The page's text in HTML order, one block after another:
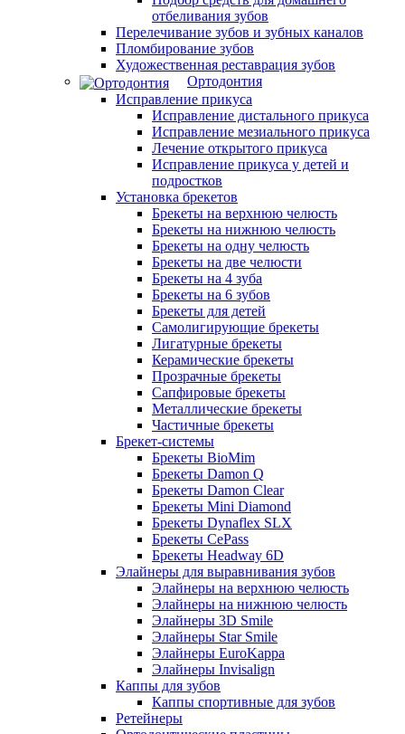
отбеливания зубов
Перелечивание зубов и зубных каналов
Пломбирование зубов
Художественная реставрация зубов
Ортодонтия
Исправление прикуса
Исправление дистального прикуса
Исправление мезиального прикуса
Лечение открытого прикуса
Исправление прикуса у детей и
подростков
Установка брекетов
Брекеты на верхнюю челюсть
Брекеты на нижнюю челюсть
Брекеты на одну челюсть
Брекеты на две челюсти
Брекеты на 4 зуба
Брекеты на 6 зубов
Брекеты для детей
Самолигирующие брекеты
Лигатурные брекеты
Керамические брекеты
Прозрачные брекеты
Сапфировые брекеты
Металлические брекеты
Частичные брекеты
Брекет-системы
Брекеты BioMim
Брекеты Damon Q
Брекеты Damon Clear
Брекеты Mini Diamond
Брекеты Dynaflex SLX
Брекеты CePass
Брекеты Headway 6D
Элайнеры для выравнивания зубов
Элайнеры на верхнюю челюсть
Элайнеры на нижнюю челюсть
Элайнеры 3D Smile
Элайнеры Star Smile
Элайнеры EuroKappa
Элайнеры Invisalign
Каппы для зубов
Каппы спортивные для зубов
Ретейнеры